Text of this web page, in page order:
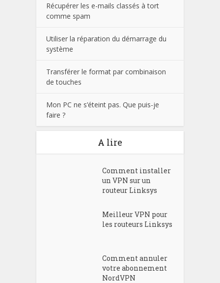
Récupérer les e-mails classés à tort
comme spam
Utiliser la réparation du démarrage du
système
Transférer le format par combinaison
de touches
Mon PC ne s’éteint pas. Que puis-je
faire ?
A lire
Comment installer
un VPN sur un
routeur Linksys
Meilleur VPN pour
les routeurs Linksys
Comment annuler
votre abonnement
NordVPN